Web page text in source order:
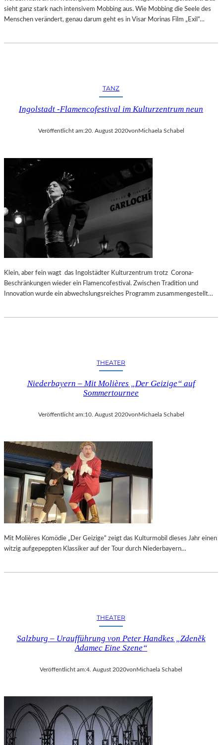
sieht ganz stark nach intensivem Mobbing aus. Wie Mobbing die Seele des
Menschen verändert, genau darum geht es in Visar Morinas Film „Exil“…
TANZ
Ingolstadt -Flamencofestival im Kulturzentrum neun
Veröffentlicht am:20. August 2020von Michaela Schabel
Klein, aber fein wagt das Ingolstädter Kulturzentrum trotz Corona-
Beschränkungen wieder ein Flamencofestival. Zwischen Tradition und
Innovation wurde ein abwechslungsreiches Programm zusammengestellt…
THEATER
Niederbayern – Mit Molières „Der Geizige“ auf
Sommertournee
Veröffentlicht am:10. August 2020vonMichaela Schabel
Mit Molières Komödie „Der Geizige“ zeigt das Kulturmobil dieses Jahr einen
witzig aufgepeppten Klassiker auf der Tour durch Niederbayern…
THEATER
Salzburg – Uraufführung von Peter Handkes „Zdeněk
Adamec Eine Szene“
Veröffentlicht am:4. August 2020vonMichaela Schabel